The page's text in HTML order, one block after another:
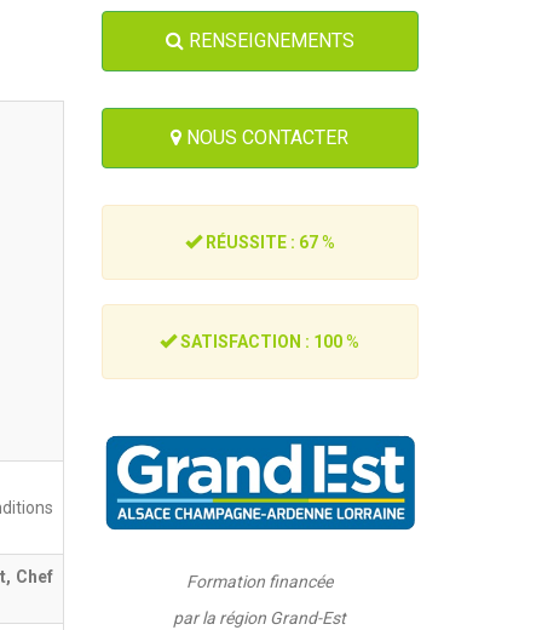
Chef
RENSEIGNEMENTS
NOUS CONTACTER
RÉUSSITE : 67%
SATISFACTION : 100%
Formation financée
par la région Grand-Est